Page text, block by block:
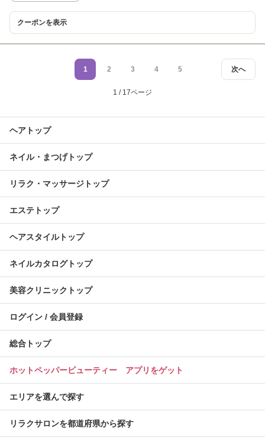
クーポンを表示
次へ
1 2 3 4 5
1 / 17ページ
ヘアトップ
ネイル・まつげトップ
リラク・マッサージトップ
エステトップ
ヘアスタイルトップ
ネイルカタログトップ
美容クリニックトップ
ログイン / 会員登録
総合トップ
ホットペッパービューティー アプリをゲット
エリアを選んで探す
リラクサロンを都道府県から探す